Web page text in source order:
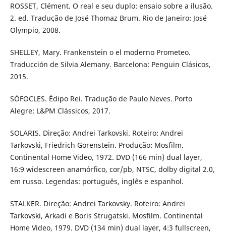
ROSSET, Clément. O real e seu duplo: ensaio sobre a ilusão.
2. ed. Tradução de José Thomaz Brum. Rio de Janeiro: José
Olympio, 2008.
SHELLEY, Mary. Frankenstein o el moderno Prometeo.
Traducción de Silvia Alemany. Barcelona: Penguin Clásicos,
2015.
SÓFOCLES. Édipo Rei. Tradução de Paulo Neves. Porto
Alegre: L&PM Clássicos, 2017.
SOLARIS. Direção: Andrei Tarkovski. Roteiro: Andrei
Tarkovski, Friedrich Gorenstein. Produção: Mosfilm.
Continental Home Video, 1972. DVD (166 min) dual layer,
16:9 widescreen anamórfico, cor/pb, NTSC, dolby digital 2.0,
em russo. Legendas: português, inglês e espanhol.
STALKER. Direção: Andrei Tarkovsky. Roteiro: Andrei
Tarkovski, Arkadi e Boris Strugatski. Mosfilm. Continental
Home Video, 1979. DVD (134 min) dual layer, 4:3 fullscreen,